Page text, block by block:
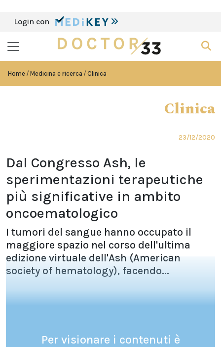
Login con
Home Medicina e ricerca Clinica
Clinica
23/12/2020
Dal Congresso Ash, le
sperimentazioni terapeutiche
più significative in ambito
oncoematologico
I tumori del sangue hanno occupato il
maggiore spazio nel corso dell'ultima
edizione virtuale dell'Ash (American
society of hematology), facendo...
Per visionare i contenuti è